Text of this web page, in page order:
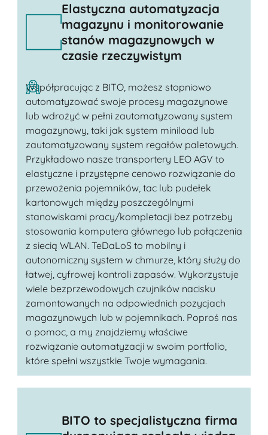
Elastyczna automatyzacja
magazynu i monitorowanie
stanów magazynowych w
czasie rzeczywistym
Współpracując z BITO, możesz stopniowo
automatyzować swoje procesy magazynowe
lub wdrożyć w pełni zautomatyzowany system
magazynowy, taki jak system miniload lub
zautomatyzowany system regałów paletowych.
Przykładowo nasze transportery LEO AGV to
elastyczne i przystępne cenowo rozwiązanie do
przewożenia pojemników, tac lub pudełek
kartonowych między poszczególnymi
stanowiskami pracy/kompletacji bez potrzeby
stosowania komputera głównego lub połączenia
z siecią WLAN. TeDaLoS to mobilny i
autonomiczny system w chmurze, który służy do
łatwej, cyfrowej kontroli zapasów. Wykorzystuje
wiele bezprzewodowych czujników nacisku
zamontowanych na odpowiednich pozycjach
magazynowych lub w pojemnikach. Poproś nas
o pomoc, a my znajdziemy właściwe
rozwiązanie automatyzacji w swoim portfolio,
które spełni wszystkie Twoje wymagania.
BITO to specjalistyczna firma